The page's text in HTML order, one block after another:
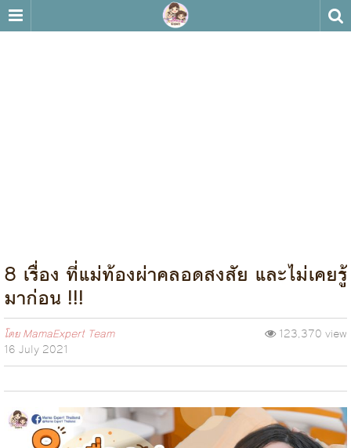
8 เรื่อง ที่แม่ท้องผ่าคลอดสงสัย และไม่เคยรู้
มาก่อน !!!
โดยMamaExpert Team
16 July 2021
123,370 view